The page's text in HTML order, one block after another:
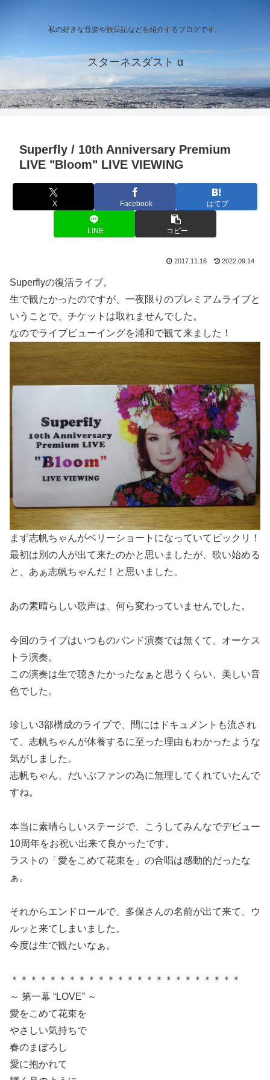
私の好きな音楽や旅日記などを紹介するブログです。
スターネスダスト α
Superfly / 10th Anniversary Premium
LIVE "Bloom" LIVE VIEWING
X Facebook はてブ
LINE コピー
2017.11.16 2022.09.14
Superflyの復活ライブ。
生で観たかったのですが、一夜限りのプレミアムライブと
いうことで、チケットは取れませんでした。
なのでライブビューイングを浦和で観て来ました！
まず志帆ちゃんがベリーショートになっていてビックリ！
最初は別の人が出て来たのかと思いましたが、歌い始める
と、あぁ志帆ちゃんだ！と思いました。
あの素晴らしい歌声は、何ら変わっていませんでした。
今回のライブはいつものバンド演奏では無くて、オーケス
トラ演奏。
この演奏は生で聴きたかったなぁと思うくらい、美しい音
色でした。
珍しい3部構成のライブで、間にはドキュメントも流され
て、志帆ちゃんが休養するに至った理由もわかったような
気がしました。
志帆ちゃん、だいぶファンの為に無理してくれていたんで
すね。
本当に素晴らしいステージで、こうしてみんなでデビュー
10周年をお祝い出来て良かったです。
ラストの「愛をこめて花束を」の合唱は感動的だったな
ぁ。
それからエンドロールで、多保さんの名前が出て来て、ウ
ルッと来てしまいました。
今度は生で観たいなぁ。
＊＊＊＊＊＊＊＊＊＊＊＊＊＊＊＊＊＊＊＊＊＊＊＊
～ 第一幕 “LOVE” ～
愛をこめて花束を
やさしい気持ちで
春のまぼろし
愛に抱かれて